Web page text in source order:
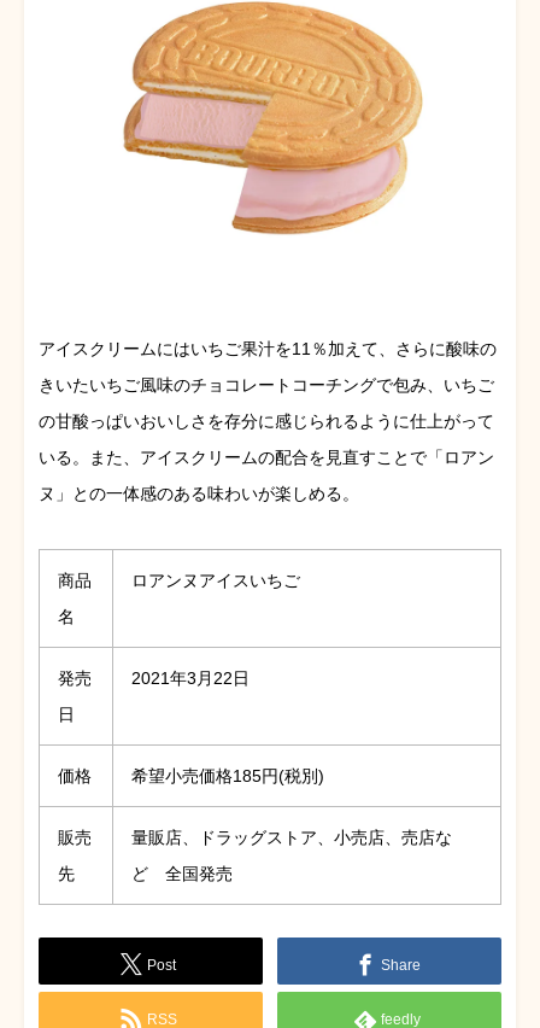
アイスクリームにはいちご果汁を11％加えて、さらに酸味の
きいたいちご風味のチョコレートコーチングで包み、いちご
の甘酸っぱいおいしさを存分に感じられるように仕上がって
いる。また、アイスクリームの配合を見直すことで「ロアン
ヌ」との一体感のある味わいが楽しめる。
商品
名
ロアンヌアイスいちご
発売
日
2021年3月22日
価格 希望小売価格185円(税別)
販売
先
量販店、ドラッグストア、小売店、売店な
ど 全国発売
Post Share
RSS feedly